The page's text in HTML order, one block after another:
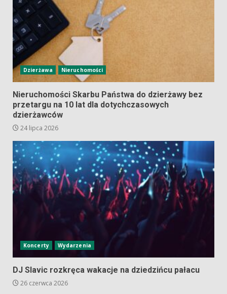
Dzierżawa Nieruchomości
Nieruchomości Skarbu Państwa do dzierżawy bez
przetargu na 10 lat dla dotychczasowych
dzierżawców
24 lipca 2026
Koncerty Wydarzenia
DJ Slavic rozkręca wakacje na dziedzińcu pałacu
26 czerwca 2026